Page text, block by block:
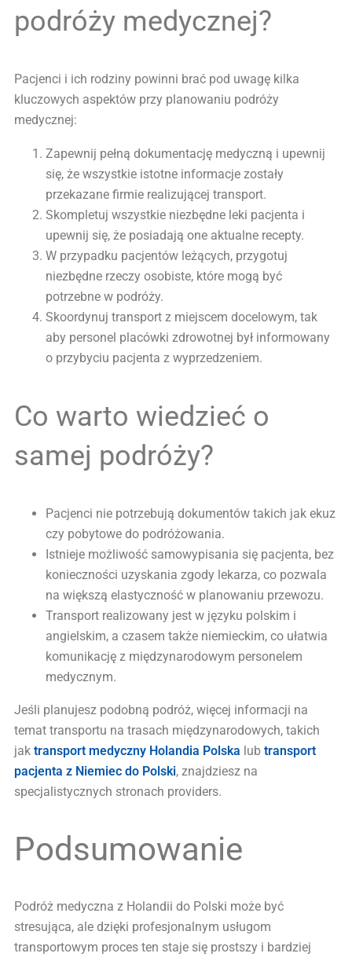
podróży medycznej?
Pacjenci i ich rodziny powinni brać pod uwagę kilka
kluczowych aspektów przy planowaniu podróży
medycznej:
Zapewnij pełną dokumentację medyczną i upewnij
się, że wszystkie istotne informacje zostały
przekazane firmie realizującej transport.
Skompletuj wszystkie niezbędne leki pacjenta i
upewnij się, że posiadają one aktualne recepty.
W przypadku pacjentów leżących, przygotuj
niezbędne rzeczy osobiste, które mogą być
potrzebne w podróży.
Skoordynuj transport z miejscem docelowym, tak
aby personel placówki zdrowotnej był informowany
o przybyciu pacjenta z wyprzedzeniem.
Co warto wiedzieć o
samej podróży?
Pacjenci nie potrzebują dokumentów takich jak ekuz
czy pobytowe do podróżowania.
Istnieje możliwość samowypisania się pacjenta, bez
konieczności uzyskania zgody lekarza, co pozwala
na większą elastyczność w planowaniu przewozu.
Transport realizowany jest w języku polskim i
angielskim, a czasem także niemieckim, co ułatwia
komunikację z międzynarodowym personelem
medycznym.
Jeśli planujesz podobną podróż, więcej informacji na
temat transportu na trasach międzynarodowych, takich
jak transport medyczny Holandia Polska lub transport
pacjenta z Niemiec do Polski, znajdziesz na
specjalistycznych stronach providers.
Podsumowanie
Podróż medyczna z Holandii do Polski może być
stresująca, ale dzięki profesjonalnym usługom
transportowym proces ten staje się prostszy i bardziej